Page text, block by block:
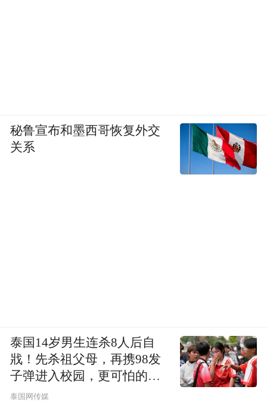
秘鲁宣布和墨西哥恢复外交
关系
泰国14岁男生连杀8人后自
戕！先杀祖父母，再携98发
子弹进入校园，更可怕的细
节公布了
泰国网传媒